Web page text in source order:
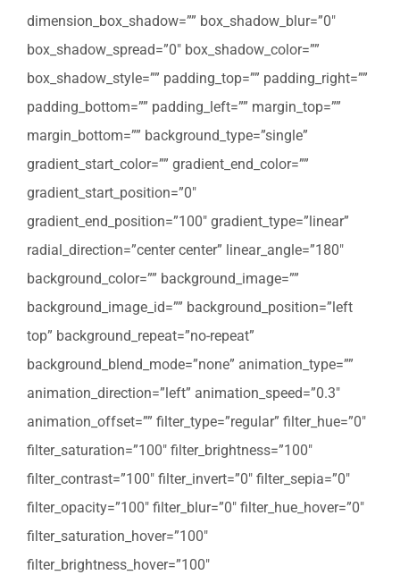
dimension_box_shadow=”” box_shadow_blur=”0″
box_shadow_spread=”0″ box_shadow_color=””
box_shadow_style=”” padding_top=”” padding_right=””
padding_bottom=”” padding_left=”” margin_top=””
margin_bottom=”” background_type=”single”
gradient_start_color=”” gradient_end_color=””
gradient_start_position=”0″
gradient_end_position=”100″ gradient_type=”linear”
radial_direction=”center center” linear_angle=”180″
background_color=”” background_image=””
background_image_id=”” background_position=”left
top” background_repeat=”no-repeat”
background_blend_mode=”none” animation_type=””
animation_direction=”left” animation_speed=”0.3″
animation_offset=”” filter_type=”regular” filter_hue=”0″
filter_saturation=”100″ filter_brightness=”100″
filter_contrast=”100″ filter_invert=”0″ filter_sepia=”0″
filter_opacity=”100″ filter_blur=”0″ filter_hue_hover=”0″
filter_saturation_hover=”100″
filter_brightness_hover=”100″